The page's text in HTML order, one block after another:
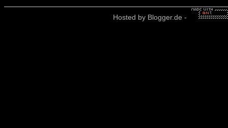
Hosted by Blogger.de -